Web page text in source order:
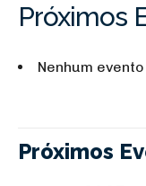
Próximos
Nenhum
Próximos